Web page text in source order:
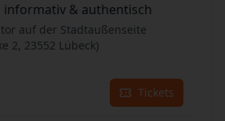
informativ & authentisch
auf der Stadtaußenseite
2, 23552 Lübeck)
Tickets